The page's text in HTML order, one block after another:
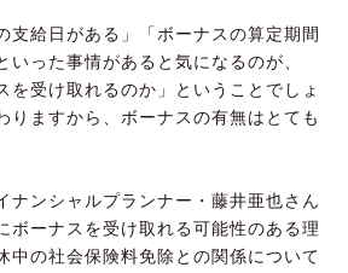
支給日がある」「ボーナスの算定期間
いった事情があると気になるのが、
を受け取れるのか」ということでしょ
りますから、ボーナスの有無はとても
ナンシャルプランナー・藤井亜也さん
ボーナスを受け取れる可能性のある理
中の社会保険料免除との関係について